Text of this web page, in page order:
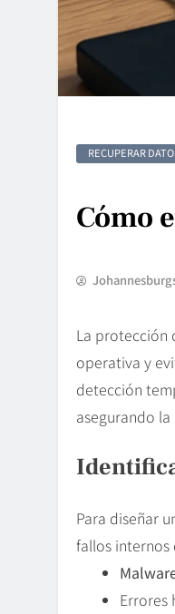
RECUPERAR
Cómo
La protección
operativa y
detección
asegurando la
Para diseñar
fallos
Errores